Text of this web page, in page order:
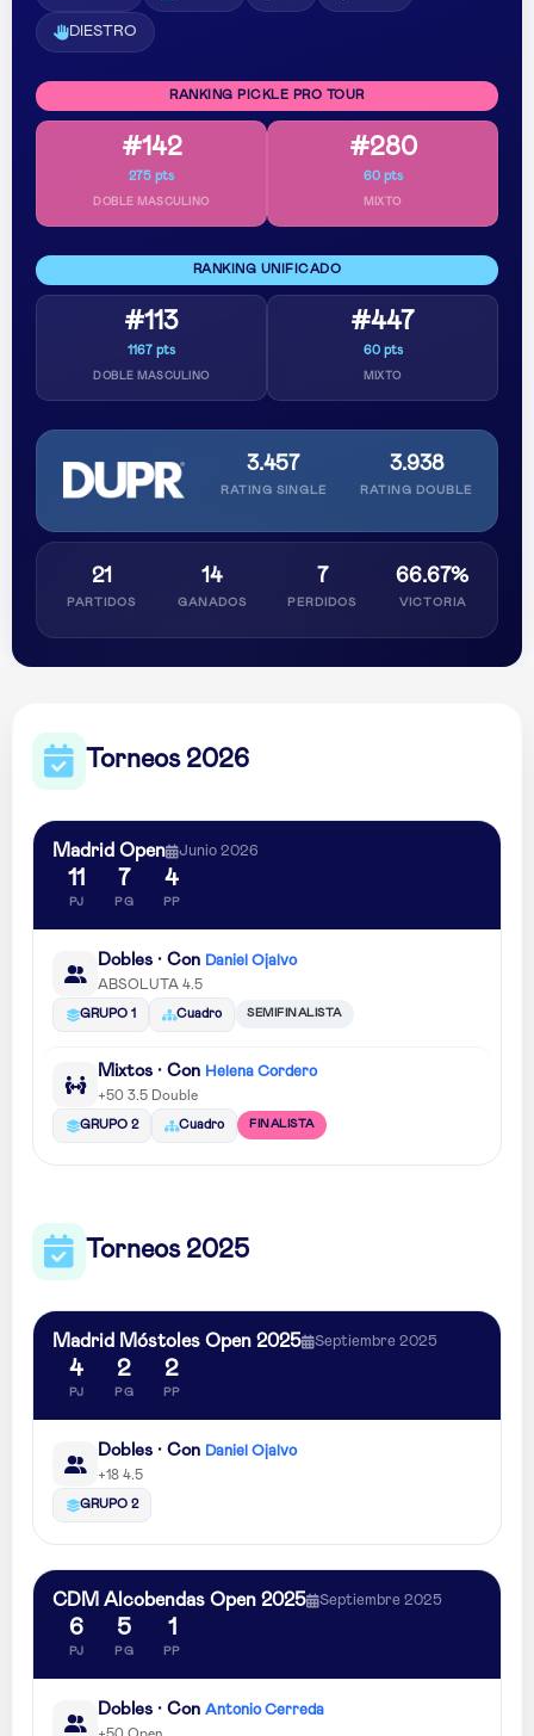
DIESTRO
RANKING PICKLE PRO TOUR
#142
275 pts
DOBLE MASCULINO
#280
60 pts
MIXTO
RANKING UNIFICADO
#113
1167 pts
DOBLE MASCULINO
#447
60 pts
MIXTO
3.457
RATING SINGLE
3.938
RATING DOUBLE
21
PARTIDOS
14
GANADOS
7
PERDIDOS
66.67%
VICTORIA
Torneos 2026
Madrid Open Junio 2026
11
PJ
7
PG
4
PP
Dobles · Con Daniel Ojalvo
ABSOLUTA 4.5
GRUPO 1 Cuadro SEMIFINALISTA
Mixtos · Con Helena Cordero
+50 3.5 Double
GRUPO 2 Cuadro FINALISTA
Torneos 2025
Madrid Móstoles Open 2025 Septiembre 2025
4
PJ
2
PG
2
PP
Dobles · Con Daniel Ojalvo
+18 4.5
GRUPO 2
CDM Alcobendas Open 2025 Septiembre 2025
6
PJ
5
PG
1
PP
Dobles · Con Antonio Cerreda